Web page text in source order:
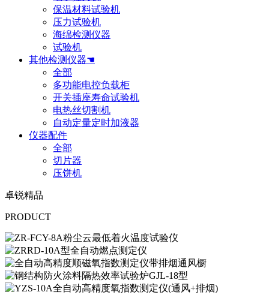
保温材料试验机
压力试验机
海绵检测仪器
试验机
其他检测仪器☚
全部
多功能电控负载柜
开关插座寿命试验机
电热丝切割机
自动定量定时加液器
仪器配件
全部
切片器
压饼机
卓锐精品
PRODUCT